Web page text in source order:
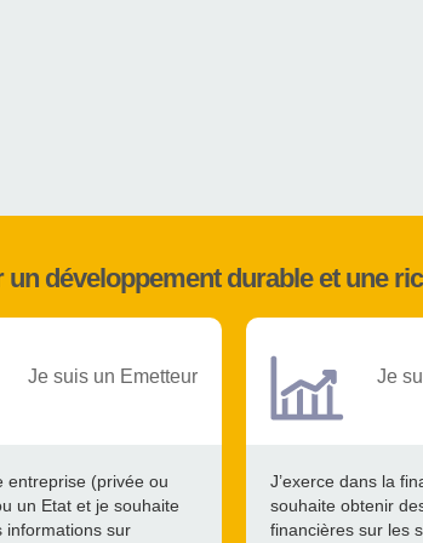
développement durable et une
Je suis un Emetteur
entreprise (privée ou
un Etat et je souhaite
informations sur
Je
J’exerce dans la
souhaite obtenir
financières sur les